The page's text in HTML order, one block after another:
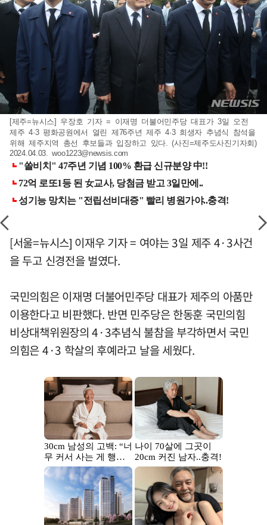
[제주=뉴시스] 우장호 기자 = 이재명 더불어민주당 대표가 3일 오전
제주 4·3 평화공원에서 열린 제76주년 제주 4·3 희생자 추념식 참석을
위해 제주지역 총선 후보들과 입장하고 있다. (사진=제주도사진기자회)
2024.04.03.woo1223@newsis.com
[서울=뉴시스] 이재우 기자 = 여야는 3일 제주 4·3사건
을 두고 신경전을 벌였다.
국민의힘은 이재명 더불어민주당 대표가 제주의 아품만
이용한다고 비판했다. 반면 민주당은 한동훈 국민의힘
비상대책위원장의 4·3추념식 불참을 부각하면서 국민
의힘은 4·3 학살의 후예라고 날을 세웠다.